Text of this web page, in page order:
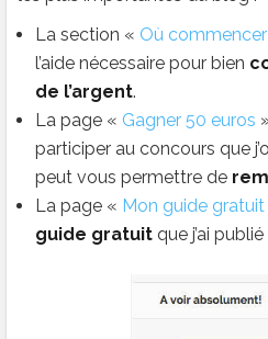
La section « Où commencer
l’aide nécessaire pour bien
de l’argent.
La page « Gagner 50 euros
participer au concours que
peut vous permettre de
La page « Mon guide gratuit
guide gratuit que j’ai